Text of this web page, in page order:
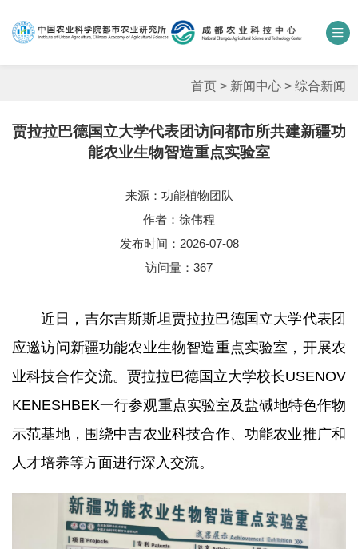
中国农业科学院 科研期刊
单位概况
合作交流
研究生培养
党建文化
首页 > 新闻中心 > 综合新闻
贾拉拉巴德国立大学代表团访问都市所共建新疆功
能农业生物智造重点实验室
来源：功能植物团队
作者：徐伟程
发布时间：2026-07-08
访问量： 367
近日，吉尔吉斯斯坦贾拉拉巴德国立大学代表团
应邀访问新疆功能农业生物智造重点实验室，开展农
业科技合作交流。贾拉拉巴德国立大学校长USENOV
KENESHBEK一行参观重点实验室及盐碱地特色作物
示范基地，围绕中吉农业科技合作、功能农业推广和
人才培养等方面进行深入交流。